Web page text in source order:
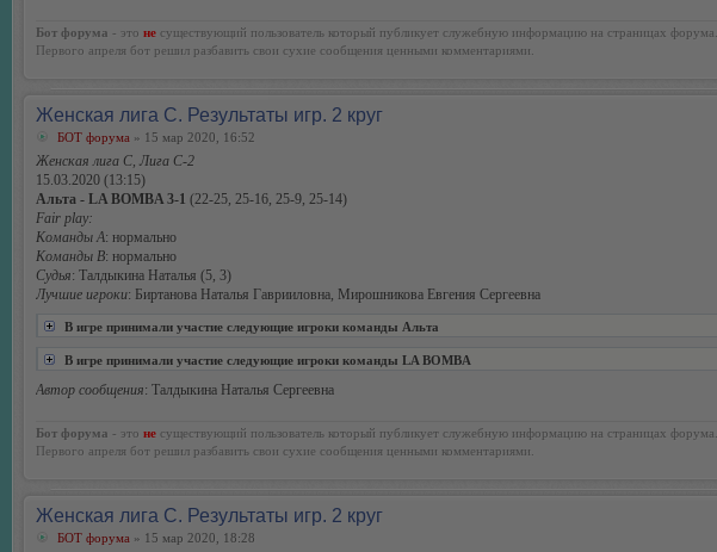
Бот форума - это не существующий пользователь который публикует служебную информацию на страницах форума.
Первого апреля бот решил разбавить свои сухие сообщения ценными комментариями.
Женская лига С. Результаты игр. 2 круг
БОТ форума » 15 мар 2020, 16:52
Женская лига С, Лига С-2
15.03.2020 (13:15)
Альта - LA BOMBA 3-1 (22-25, 25-16, 25-9, 25-14)
Fair play:
Команды А: нормально
Команды В: нормально
Судья: Талдыкина Наталья (5, 3)
Лучшие игроки: Биртанова Наталья Гаврииловна, Мирошникова Евгения Сергеевна
В игре принимали участие следующие игроки команды Альта
В игре принимали участие следующие игроки команды LA BOMBA
Автор сообщения: Талдыкина Наталья Сергеевна
Бот форума - это не существующий пользователь который публикует служебную информацию на страницах форума.
Первого апреля бот решил разбавить свои сухие сообщения ценными комментариями.
Женская лига С. Результаты игр. 2 круг
БОТ форума » 15 мар 2020, 18:28